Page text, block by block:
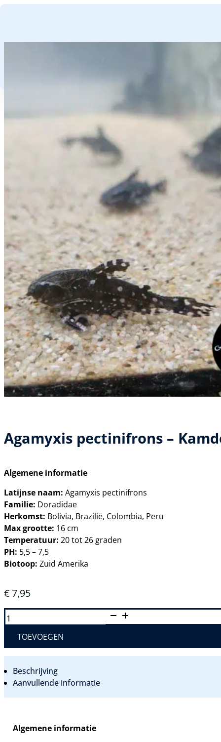
Agamyxis pectinifrons –
Algemene informatie
Latijnse naam: Agamyxis pectinifrons
Familie: Doradidae
Herkomst: Bolivia, Brazilië, Colombia, Peru
Max grootte: 16 cm
Temperatuur: 20 tot 26 graden
PH: 5,5 – 7,5
Biotoop: Zuid Amerika
€ 7,95
AGAMYXIS
PECTINIFRONS
KAMDOORNMEERVAL
TOEVOEGEN
Beschrijving
Aanvullende informatie
Algemene informatie